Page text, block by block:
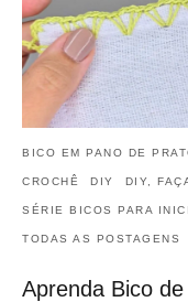
BICO EM PANO DE
CROCHÊ DIY DIY,
SÉRIE BICOS PARA
TODAS AS POSTAGENS
Aprenda Bico